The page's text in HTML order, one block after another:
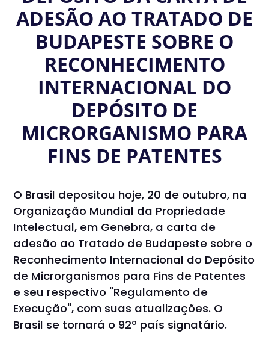
ADESÃO AO TRATADO DE
BUDAPESTE SOBRE O
RECONHECIMENTO
INTERNACIONAL DO
DEPÓSITO DE
MICRORGANISMO PARA
FINS DE PATENTES
O Brasil depositou hoje, 20 de outubro, na
Organização Mundial da Propriedade
Intelectual, em Genebra, a carta de
adesão ao Tratado de Budapeste sobre o
Reconhecimento Internacional do Depósito
de Microrganismos para Fins de Patentes
e seu respectivo "Regulamento de
Execução", com suas atualizações. O
Brasil se tornará o 92º país signatário.